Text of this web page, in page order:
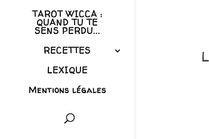
TAROT WICCA :
QUAND TU TE
SENS PERDU...
RECETTES
LEXIQUE
Mentions légales